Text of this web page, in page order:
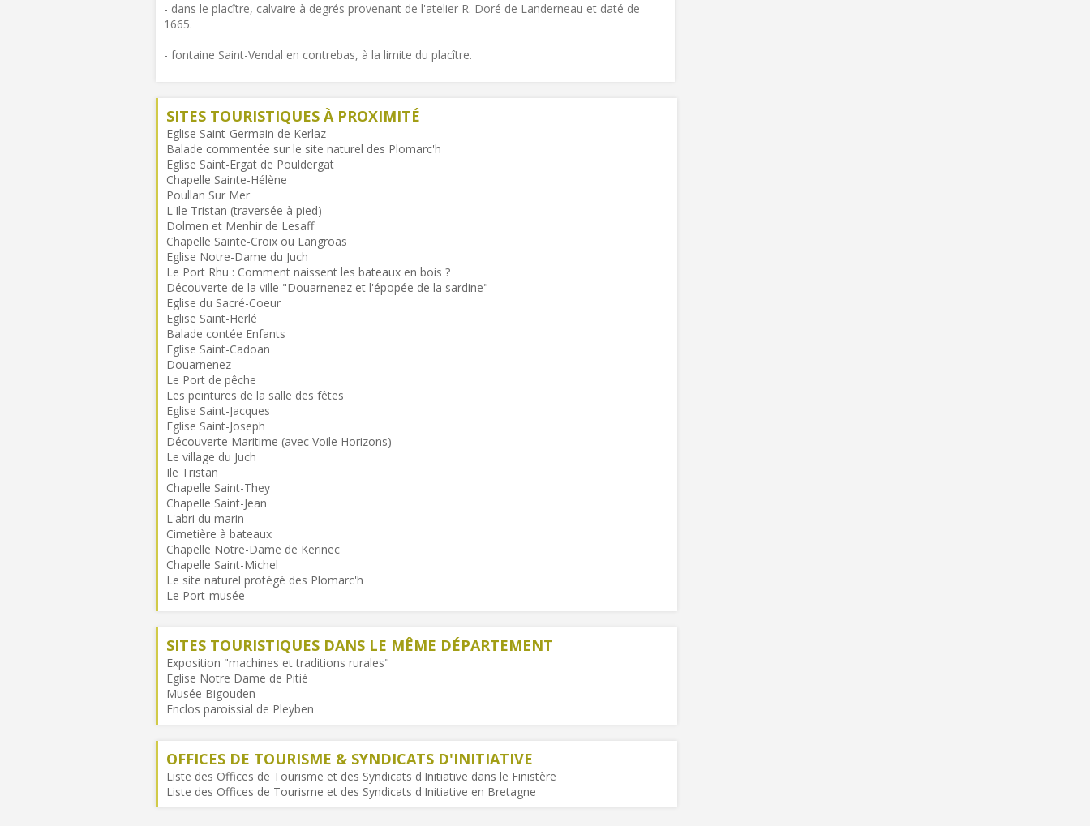
- dans le placître, calvaire à degrés provenant de l'atelier R. Doré de Landerneau et daté de
1665.
- fontaine Saint-Vendal en contrebas, à la limite du placître.
SITES TOURISTIQUES À PROXIMITÉ
Eglise Saint-Germain de Kerlaz
Balade commentée sur le site naturel des Plomarc'h
Eglise Saint-Ergat de Pouldergat
Chapelle Sainte-Hélène
Poullan Sur Mer
L'Ile Tristan (traversée à pied)
Dolmen et Menhir de Lesaff
Chapelle Sainte-Croix ou Langroas
Eglise Notre-Dame du Juch
Le Port Rhu : Comment naissent les bateaux en bois ?
Découverte de la ville "Douarnenez et l'épopée de la sardine"
Eglise du Sacré-Coeur
Eglise Saint-Herlé
Balade contée Enfants
Eglise Saint-Cadoan
Douarnenez
Le Port de pêche
Les peintures de la salle des fêtes
Eglise Saint-Jacques
Eglise Saint-Joseph
Découverte Maritime (avec Voile Horizons)
Le village du Juch
Ile Tristan
Chapelle Saint-They
Chapelle Saint-Jean
L'abri du marin
Cimetière à bateaux
Chapelle Notre-Dame de Kerinec
Chapelle Saint-Michel
Le site naturel protégé des Plomarc'h
Le Port-musée
SITES TOURISTIQUES DANS LE MÊME DÉPARTEMENT
Exposition "machines et traditions rurales"
Eglise Notre Dame de Pitié
Musée Bigouden
Enclos paroissial de Pleyben
OFFICES DE TOURISME & SYNDICATS D'INITIATIVE
Liste des Offices de Tourisme et des Syndicats d'Initiative dans le Finistère
Liste des Offices de Tourisme et des Syndicats d'Initiative en Bretagne